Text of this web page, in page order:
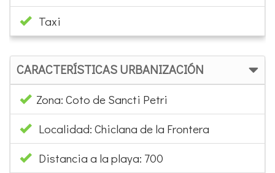
Taxi
CARACTERÍSTICAS URBANIZACIÓN
Zona: Coto de Sancti Petri
Localidad: Chiclana de la Frontera
Distancia a la playa: 700